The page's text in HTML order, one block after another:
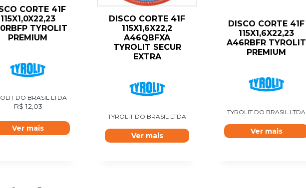
CORTE 41F
115X1,0X22,23
TYROLIT
PREMIUM
DO BRASIL LTDA
R$ 12,03
Ver mais
DISCO CORTE 41F
115X1,6X22,2
A46QBFXA
TYROLIT SECUR
EXTRA
TYROLIT DO BRASIL LTDA
Ver mais
DISCO CORTE 41F
115X1,6X22,23
A46RBFR TYROLIT
PREMIUM
TYROLIT DO BRASIL LTDA
Ver mais